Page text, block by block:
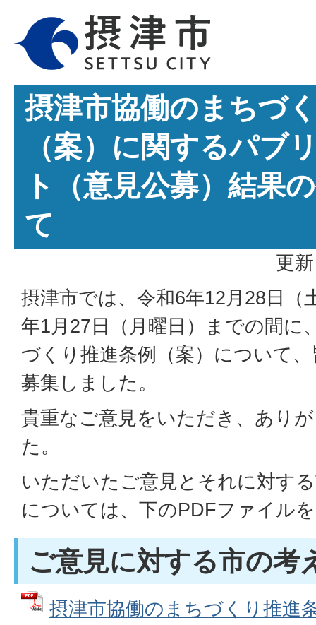
摂津市協働のまちづ
（案）に関するパブ
ト（意見公募）結果
て
更
摂津市では、令和6年12月28日（
年1月27日（月曜日）までの間に
づくり推進条例（案）について
募集しました。
貴重なご意見をいただき、あり
た。
いただいたご意見とそれに対す
については、下のPDFファイル
ご意見に対する市の考
摂津市協働のまちづくり推進